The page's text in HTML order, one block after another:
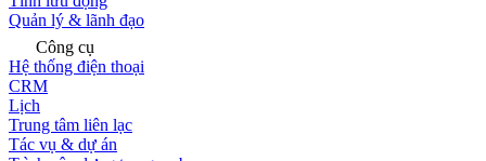
Quản lý & lãnh đạo
Công cụ
Hệ thống điện thoại
CRM
Lịch
Trung tâm liên lạc
Tác vụ & dự án